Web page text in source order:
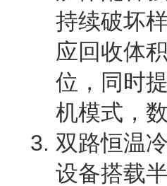
持续破坏
应回收体
位，同时
机模式，
双路恒温
设备搭载